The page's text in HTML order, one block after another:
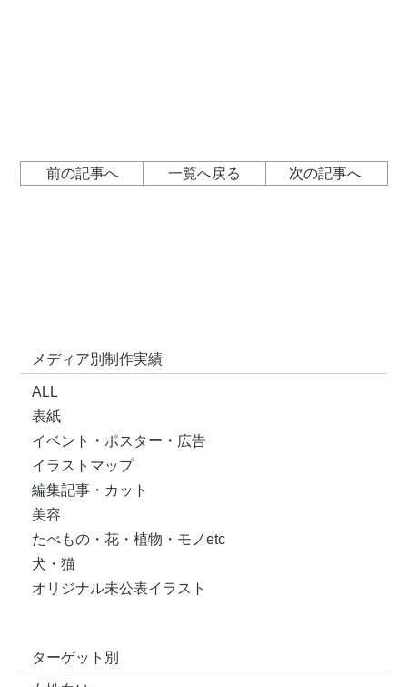
前の記事へ 一覧へ戻る 次の記事へ
メディア別制作実績
ALL
表紙
イベント・ポスター・広告
イラストマップ
編集記事・カット
美容
たべもの・花・植物・モノetc
犬・猫
オリジナル未公表イラスト
ターゲット別